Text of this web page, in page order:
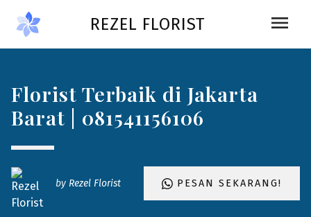
REZEL FLORIST menu
Florist Terbaik di Jakarta
Barat | 081541156106
by Rezel Florist PESAN SEKARANG!